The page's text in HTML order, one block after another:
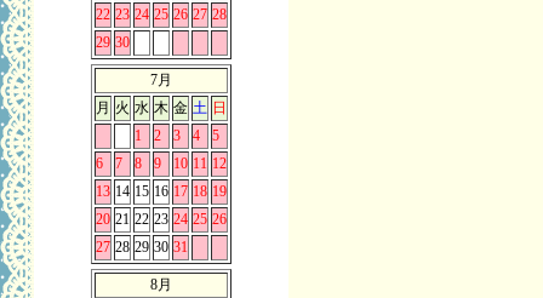
22 23 24 25 26 27 28
29 30
7月
月 火 水 木 金 土 日
1
2 3 4
5
6
7 8 9 10 11 12
13 14 15 16 17 18 19
20 21 22 23 24 25 26
27 28 29 30 31
8月